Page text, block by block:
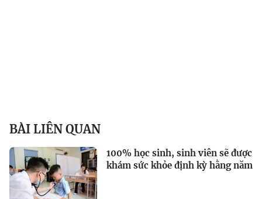
BÀI LIÊN QUAN
100% học sinh, sinh viên sẽ được
khám sức khỏe định kỳ hằng năm